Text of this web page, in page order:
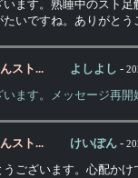
ます。熟睡中のスト
いですね。ありがとう
スト... よしよし -
ます。メッセージ再
スト... けいぽん -
ございます。心配か